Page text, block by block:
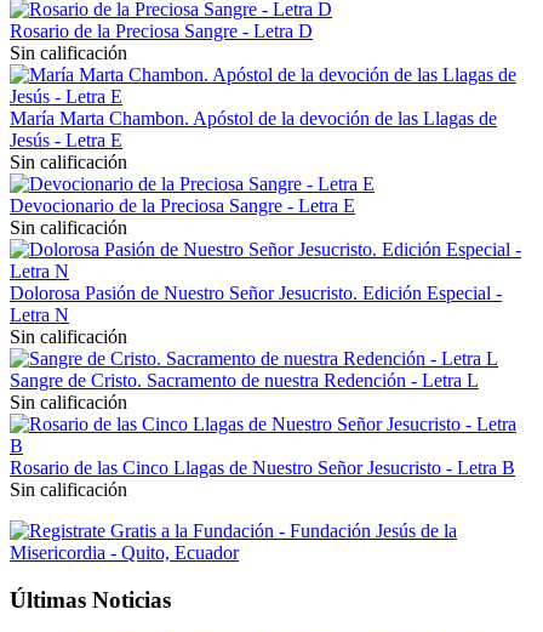
Rosario de la Preciosa Sangre - Letra D
Sin calificación
María Marta Chambon. Apóstol de la devoción de las Llagas de
Jesús - Letra E
Sin calificación
Devocionario de la Preciosa Sangre - Letra E
Sin calificación
Dolorosa Pasión de Nuestro Señor Jesucristo. Edición Especial -
Letra N
Sin calificación
Sangre de Cristo. Sacramento de nuestra Redención - Letra L
Sin calificación
Rosario de las Cinco Llagas de Nuestro Señor Jesucristo - Letra B
Sin calificación
Últimas Noticias